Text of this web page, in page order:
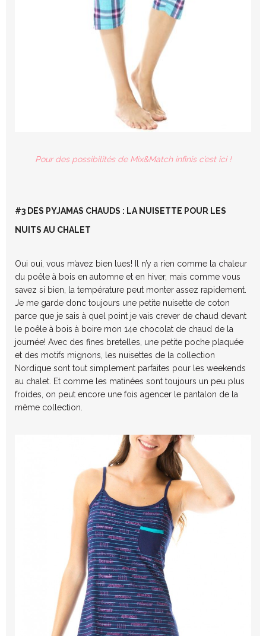
Pour des possibilités de Mix&Match infinis c’est ici !
#3 DES PYJAMAS CHAUDS : LA NUISETTE POUR LES
NUITS AU CHALET
Oui oui, vous m’avez bien lues! Il n’y a rien comme la chaleur
du poêle à bois en automne et en hiver, mais comme vous
savez si bien, la température peut monter assez rapidement.
Je me garde donc toujours une petite nuisette de coton
parce que je sais à quel point je vais crever de chaud devant
le poêle à bois à boire mon 14e chocolat de chaud de la
journée! Avec des fines bretelles, une petite poche plaquée
et des motifs mignons, les nuisettes de la collection
Nordique sont tout simplement parfaites pour les weekends
au chalet. Et comme les matinées sont toujours un peu plus
froides, on peut encore une fois agencer le pantalon de la
même collection.